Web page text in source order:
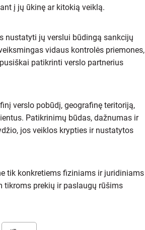
į jų ūkinę ar kitokią veiklą.
nustatyti jų verslui būdingą sankcijų
vidaus kontrolės priemones,
patikrinti verslo partnerius
verslo pobūdį, geografinę teritoriją,
Patikrinimų būdas, dažnumas ir
jos veiklos krypties ir nustatytos
tik konkretiems fiziniams ir juridiniams
tikroms prekių ir paslaugų rūšims